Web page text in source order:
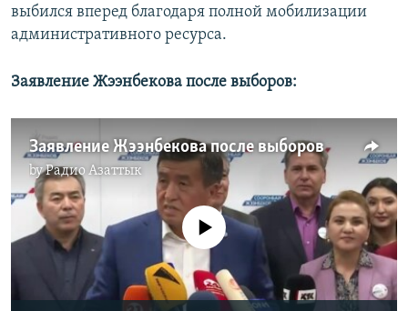
выбился вперед благодаря полной мобилизации
административного ресурса.
Заявление Жээнбекова после выборов:
Заявление Жээнбекова после выборов
byРадио Азаттык
No media source currently available